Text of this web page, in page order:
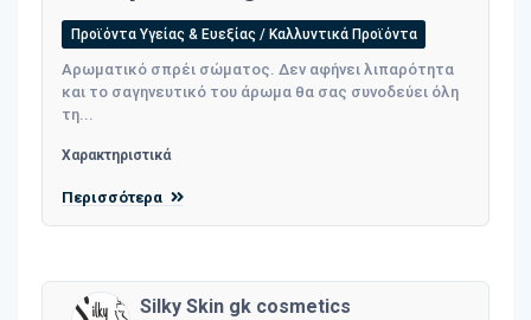
Προϊόντα Υγείας & Ευεξίας / Καλλυντικά Προϊόντα
Αρωματικό σπρέι σώματος. Δεν αφήνει λιπαρότητα
και το σαγηνευτικό του άρωμα θα σας συνοδεύει όλη
τη...
Χαρακτηριστικά
Περισσότερα
Silky Skin gk cosmetics